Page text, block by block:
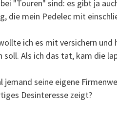
"Touren" sind: es gibt ja
die mein Pedelec mit
ich es mit versichern
soll. Als ich das tat, kam die
jemand seine eigene
Desinteresse zeigt?